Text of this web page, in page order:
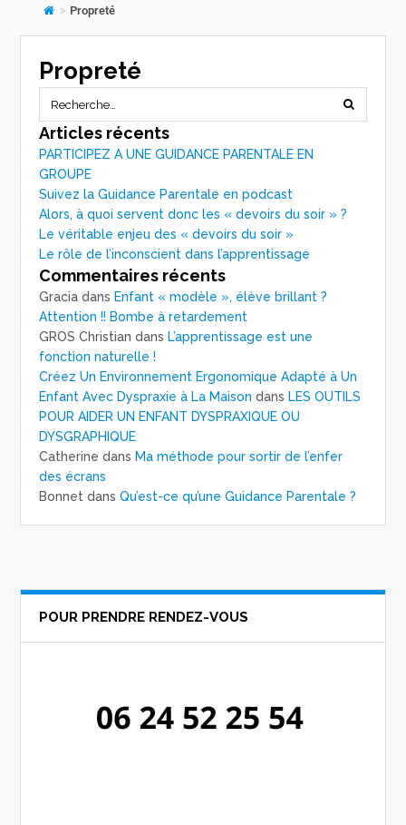
> Propreté
Propreté
Articles récents
PARTICIPEZ A UNE GUIDANCE PARENTALE EN
GROUPE
Suivez la Guidance Parentale en podcast
Alors, à quoi servent donc les « devoirs du soir » ?
Le véritable enjeu des « devoirs du soir »
Le rôle de l’inconscient dans l’apprentissage
Commentaires récents
Gracia dans Enfant « modèle », élève brillant ?
Attention !! Bombe à retardement
GROS Christian dans L’apprentissage est une
fonction naturelle !
Créez Un Environnement Ergonomique Adapté à Un
Enfant Avec Dyspraxie à La Maison dans LES OUTILS
POUR AIDER UN ENFANT DYSPRAXIQUE OU
DYSGRAPHIQUE
Catherine dans Ma méthode pour sortir de l’enfer
des écrans
Bonnet dansQu’est-ce qu’une Guidance Parentale ?
POUR PRENDRE RENDEZ-VOUS